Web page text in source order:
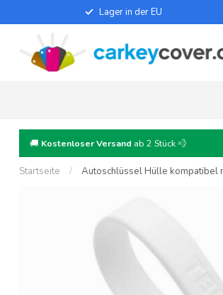
Lager in der EU
🚚 Kostenloser Versand ab 2 Stück 💨
Startseite / Autoschlüssel Hülle kompatibel